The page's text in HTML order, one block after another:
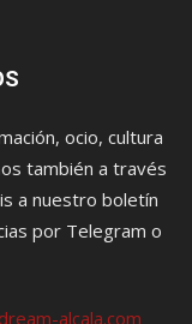
ocio, cultura
también a través
a nuestro boletín
por Telegram o
alcala.com